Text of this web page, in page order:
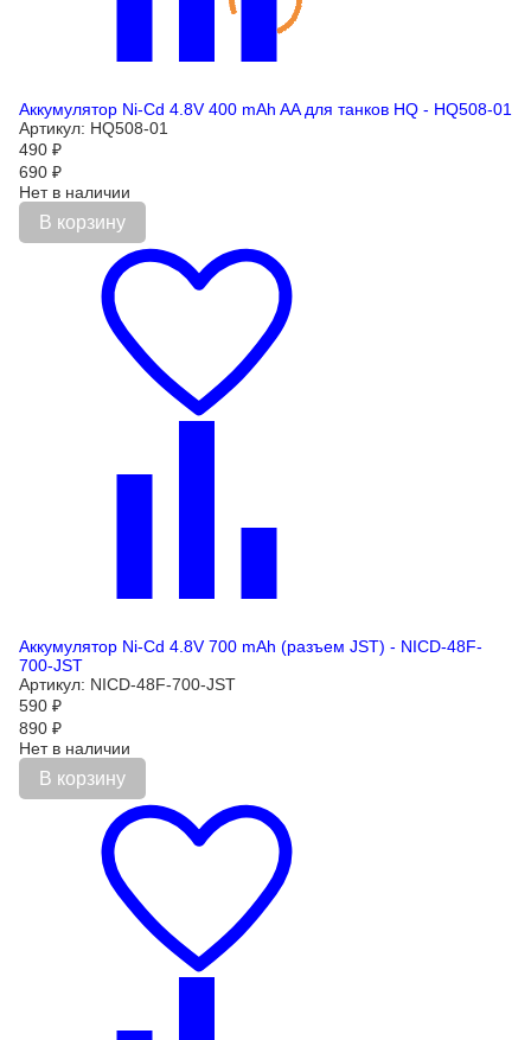
Аккумулятор Ni-Cd 4.8V 400 mAh AA для танков HQ - HQ508-01
Артикул: HQ508-01
490 ₽
690 ₽
Нет в наличии
В корзину
Аккумулятор Ni-Cd 4.8V 700 mAh (разъем JST) - NICD-48F-
700-JST
Артикул: NICD-48F-700-JST
590 ₽
890 ₽
Нет в наличии
В корзину